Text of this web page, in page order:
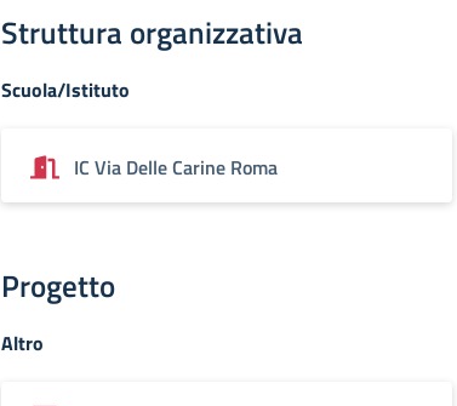
Struttura organizzativa
Scuola/Istituto
IC Via Delle Carine Roma
Progetto
Altro